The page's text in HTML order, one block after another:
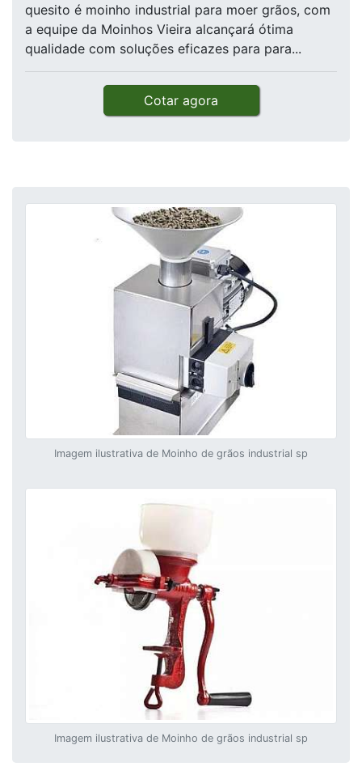
quesito é moinho industrial para moer grãos, com
a equipe da Moinhos Vieira alcançará ótima
qualidade com soluções eficazes para para...
Cotar agora
Imagem ilustrativa de Moinho de grãos industrial sp
Imagem ilustrativa de Moinho de grãos industrial sp